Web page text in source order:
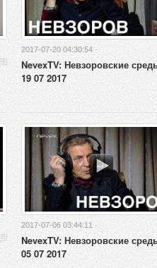
2017-07-20 04:30:54 ·
NevexTV: Невзоровские
19 07 2017
2017-07-06 03:44:11 ·
NevexTV: Невзоровские
05 07 2017